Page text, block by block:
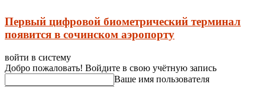
Первый цифровой биометрический терминал
появится в сочинском аэропорту
войти в систему
Добро пожаловать! Войдите в свою учётную запись
Ваше имя пользователя